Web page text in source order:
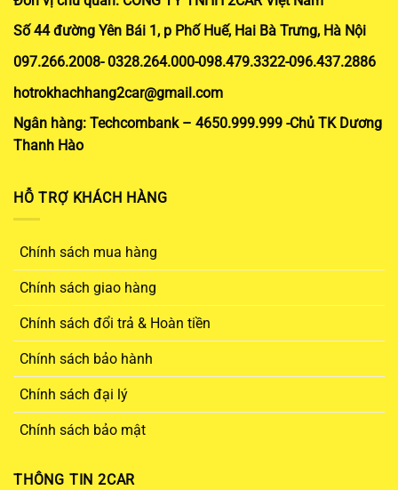
Số 44 đường Yên Bái 1, p Phố Huế, Hai Bà Trưng, Hà Nội
097.266.2008- 0328.264.000-098.479.3322-096.437.2886
hotrokhachhang2car@gmail.com
Ngân hàng: Techcombank – 4650.999.999 -Chủ TK Dương
Thanh Hào
HỖ TRỢ KHÁCH HÀNG
Chính sách mua hàng
Chính sách giao hàng
Chính sách đổi trả & Hoàn tiền
Chính sách bảo hành
Chính sách đại lý
Chính sách bảo mật
THÔNG TIN 2CAR